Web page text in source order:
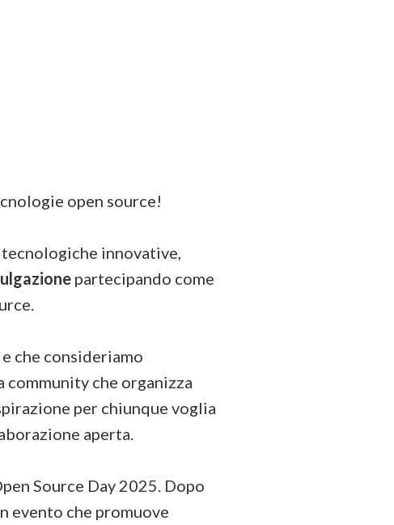
open source!
innovative,
partecipando come
che consideriamo
community che organizza
per chiunque voglia
aperta.
Source Day 2025. Dopo
evento che promuove